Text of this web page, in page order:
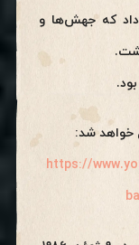
که جهش‌ها و
خواهد شد:
https://